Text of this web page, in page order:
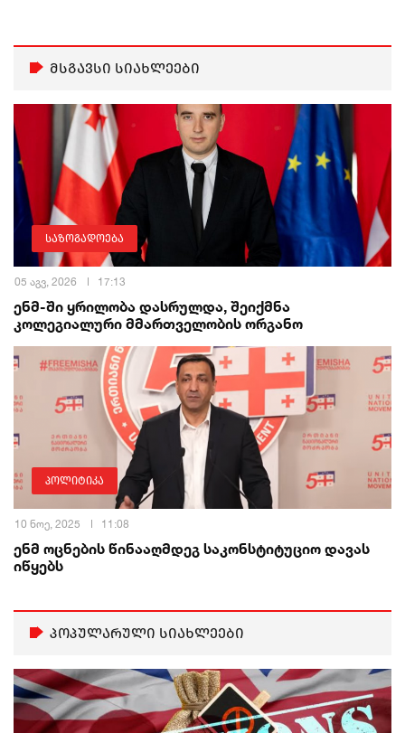
მსგავსი სიახლეები
საზოგადოება
05 აგვ, 2026 17:13
ენმ-ში ყრილობა დასრულდა, შეიქმნა
კოლეგიალური მმართველობის ორგანო
პოლიტიკა
10 ნოე, 2025 11:08
ენმ ოცნების წინააღმდეგ საკონსტიტუციო დავას
იწყებს
პოპულარული სიახლეები